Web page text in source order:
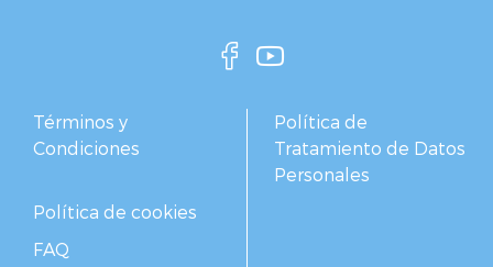
Términos y
Condiciones
Política de
Tratamiento de Datos
Personales
Política de cookies
FAQ